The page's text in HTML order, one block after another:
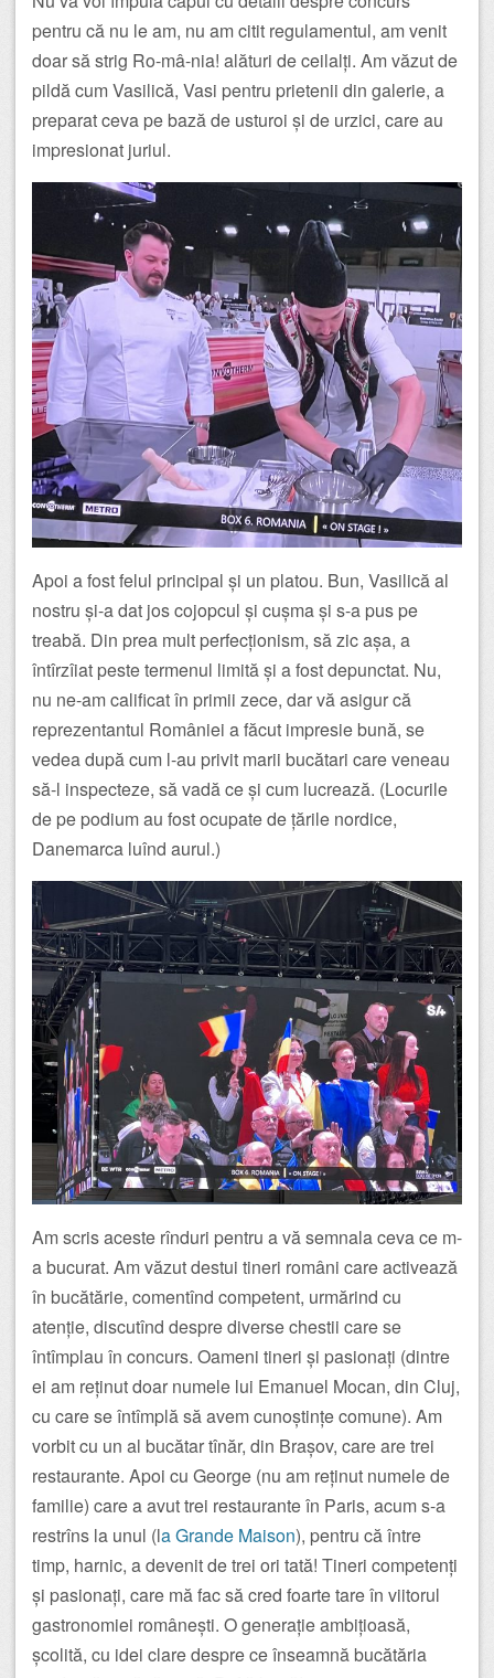
pentru că nu le am, nu am citit regulamentul, am venit
doar să strig Ro-mâ-nia! alături de ceilalți. Am văzut de
pildă cum Vasilică, Vasi pentru prietenii din galerie, a
preparat ceva pe bază de usturoi și de urzici, care au
impresionat juriul.
Apoi a fost felul principal și un platou. Bun, Vasilică al
nostru și-a dat jos cojopcul și cușma și s-a pus pe
treabă. Din prea mult perfecționism, să zic așa, a
întîrzîiat peste termenul limită și a fost depunctat. Nu,
nu ne-am calificat în primii zece, dar vă asigur că
reprezentantul României a făcut impresie bună, se
vedea după cum l-au privit marii bucătari care veneau
să-l inspecteze, să vadă ce și cum lucrează. (Locurile
de pe podium au fost ocupate de țările nordice,
Danemarca luînd aurul.)
Am scris aceste rînduri pentru a vă semnala ceva ce m-
a bucurat. Am văzut destui tineri români care activează
în bucătărie, comentînd competent, urmărind cu
atenție, discutînd despre diverse chestii care se
întîmplau în concurs. Oameni tineri și pasionați (dintre
ei am reținut doar numele lui Emanuel Mocan, din Cluj,
cu care se întîmplă să avem cunoștințe comune). Am
vorbit cu un al bucătar tînăr, din Brașov, care are trei
restaurante. Apoi cu George (nu am reținut numele de
familie) care a avut trei restaurante în Paris, acum s-a
restrîns la unul (la Grande Maison), pentru că între
timp, harnic, a devenit de trei ori tată! Tineri competenți
și pasionați, care mă fac să cred foarte tare în viitorul
gastronomiei românești. O generație ambițioasă,
școlită, cu idei clare despre ce înseamnă bucătăria